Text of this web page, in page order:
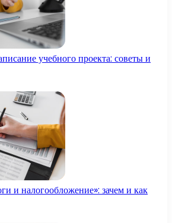
учебного проекта: советы и
и налогообложение»: зачем и как